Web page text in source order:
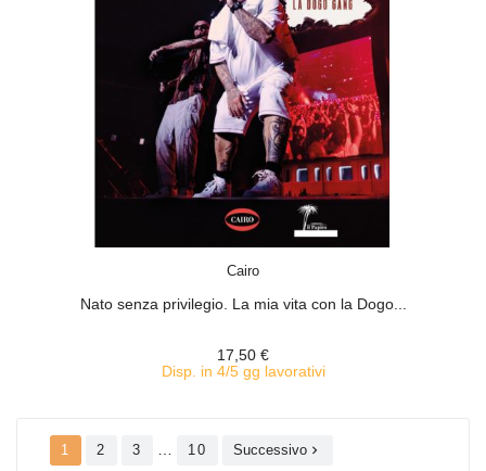
Cairo
Nato senza privilegio. La mia vita con la Dogo...
17,50 €
Disp. in 4/5 gg lavorativi
1 2 3 10 Successivo 